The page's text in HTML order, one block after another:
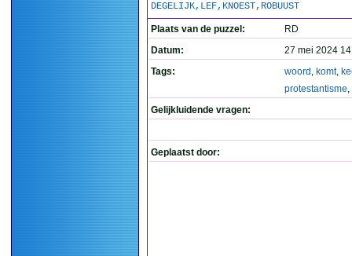
DEGELIJK,LEF,KNOEST,ROBUUST
Plaats van de puzzel:
RD
Datum:
27 mei 2024
Tags:
woord , komt,
protestantisme,
Gelijkluidende vragen:
Geplaatst door: